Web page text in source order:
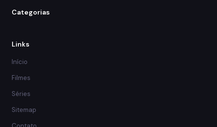
Categorias
Links
Início
Filmes
Séries
Sitemap